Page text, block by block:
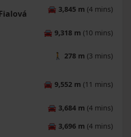
🚘 3,845 m (4 mins)
🚘 9,318 m (10 mins)
🚶 278 m (3 mins)
🚘 9,552 m (11 mins)
🚘 3,684 m (4 mins)
🚘 3,696 m (4 mins)